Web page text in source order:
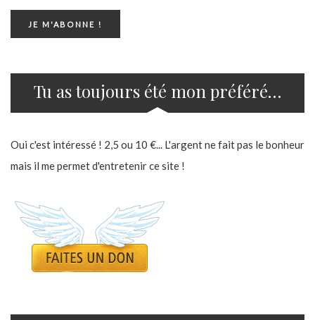
Tu as toujours été mon préféré…
Oui c'est intéressé ! 2,5 ou 10 €... L'argent ne fait pas le bonheur
mais il me permet d'entretenir ce site !